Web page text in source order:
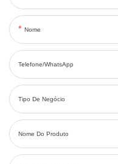
Nome
Telefone/WhatsApp
Tipo De Negócio
Nome Do Produto